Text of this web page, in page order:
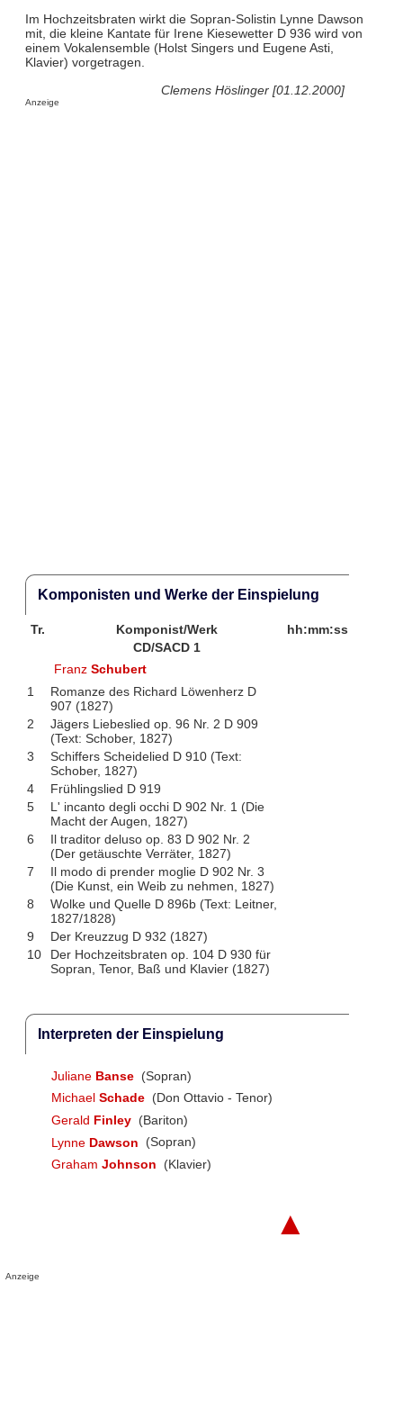
Im Hochzeitsbraten wirkt die Sopran-Solistin Lynne Dawson
mit, die kleine Kantate für Irene Kiesewetter D 936 wird von
einem Vokalensemble (Holst Singers und Eugene Asti,
Klavier) vorgetragen.
Clemens Höslinger [01.12.2000]
Anzeige
Komponisten und Werke der Einspielung
Tr. Komponist/Werk
hh:mm:ss
CD/SACD 1
FranzSchubert
1
Romanze des Richard Löwenherz D
907 (1827)
2
Jägers Liebeslied op. 96 Nr. 2 D 909
(Text: Schober, 1827)
3
Schiffers Scheidelied D 910 (Text:
Schober, 1827)
4
Frühlingslied D 919
5
L' incanto degli occhi D 902 Nr. 1 (Die
Macht der Augen, 1827)
6
Il traditor deluso op. 83 D 902 Nr. 2
(Der getäuschte Verräter, 1827)
7
Il modo di prender moglie D 902 Nr. 3
(Die Kunst, ein Weib zu nehmen, 1827)
8
Wolke und Quelle D 896b (Text: Leitner,
1827/1828)
9
Der Kreuzzug D 932 (1827)
10
Der Hochzeitsbraten op. 104 D 930 für
Sopran, Tenor, Baß und Klavier (1827)
Interpreten der Einspielung
Juliane Banse (Sopran)
Michael Schade (Don Ottavio - Tenor)
Gerald Finley (Bariton)
Lynne Dawson
(Sopran)
Graham Johnson (Klavier)
▲
Anzeige